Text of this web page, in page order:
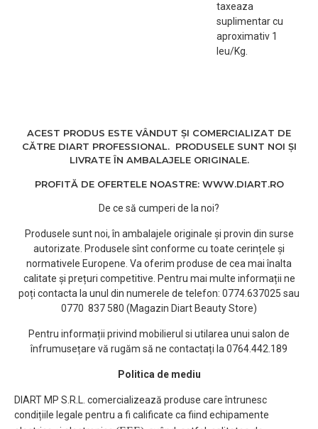
taxeaza
suplimentar cu
aproximativ 1
leu/Kg.
ACEST PRODUS ESTE VÂNDUT ȘI COMERCIALIZAT DE
CĂTRE DIART PROFESSIONAL. PRODUSELE SUNT NOI ȘI
LIVRATE ÎN AMBALAJELE ORIGINALE.
PROFITĂ DE OFERTELE NOASTRE: WWW.DIART.RO
De ce să cumperi de la noi?
Produsele sunt noi, în ambalajele originale și provin din surse
autorizate. Produsele sînt conforme cu toate cerințele și
normativele Europene. Va oferim produse de cea mai înalta
calitate și prețuri competitive. Pentru mai multe informații ne
poți contacta la unul din numerele de telefon: 0774.637025 sau
0770 837 580 (Magazin Diart Beauty Store)
Pentru informații privind mobilierul si utilarea unui salon de
înfrumusețare vă rugăm să ne contactați la 0764.442.189
Politica de mediu
DIART MP S.R.L. comercializează produse care întrunesc
condițiile legale pentru a fi calificate ca fiind echipamente